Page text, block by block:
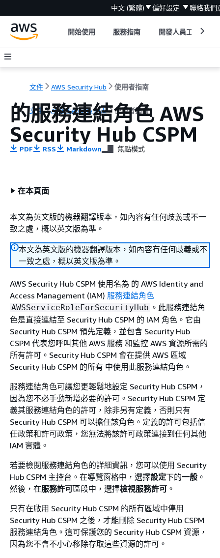
中文 (繁體) 偏好設定 聯絡我們
開始使用 服務指南 開發人員工具
文件 AWS Security Hub 使用者指南
文件 AWS Security Hub 使用者指南
的服務連結角色 AWS
Security Hub CSPM
PDF RSS Markdown 焦點模式
在本頁面
本文為英文版的機器翻譯版本，如內容有任何歧義或不一
致之處，概以英文版為準。
本文為英文版的機器翻譯版本，如內容有任何歧義或不
一致之處，概以英文版為準。
AWS Security Hub CSPM 使用名為 的 AWS Identity and
Access Management (IAM) 服務連結角色
AWSServiceRoleForSecurityHub 。此服務連結角
色是直接連結至 Security Hub CSPM 的 IAM 角色。它由
Security Hub CSPM 預先定義，並包含 Security Hub
CSPM 代表您呼叫其他 AWS 服務 和監控 AWS 資源所需的
所有許可。Security Hub CSPM 會在提供 AWS 區域
Security Hub CSPM 的所有 中使用此服務連結角色。
服務連結角色可讓您更輕鬆地設定 Security Hub CSPM，
因為您不必手動新增必要的許可。Security Hub CSPM 定
義其服務連結角色的許可，除非另有定義，否則只有
Security Hub CSPM 可以擔任該角色。定義的許可包括信
任政策和許可政策，您無法將該許可政策連接到任何其他
IAM 實體。
若要檢閱服務連結角色的詳細資訊，您可以使用 Security
Hub CSPM 主控台。在導覽窗格中，選擇設定下的一般 。
然後，在服務許可區段中，選擇檢視服務許可 。
只有在啟用 Security Hub CSPM 的所有區域中停用
Security Hub CSPM 之後，才能刪除 Security Hub CSPM
服務連結角色。這可保護您的 Security Hub CSPM 資源，
因為您不會不小心移除存取這些資源的許可。